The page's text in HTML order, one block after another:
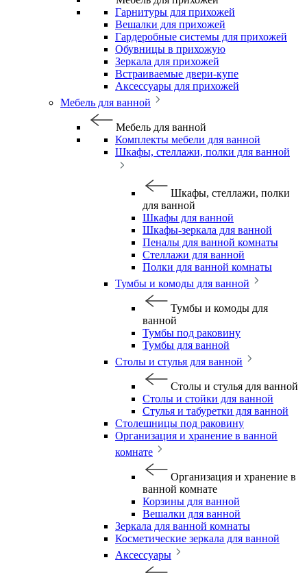
Гарнитуры для прихожей
Вешалки для прихожей
Гардеробные системы для прихожей
Обувницы в прихожую
Зеркала для прихожей
Встраиваемые двери-купе
Аксессуары для прихожей
Мебель для ванной
Мебель для ванной
Комплекты мебели для ванной
Шкафы, стеллажи, полки для ванной
Шкафы, стеллажи, полки
для ванной
Шкафы для ванной
Шкафы-зеркала для ванной
Пеналы для ванной комнаты
Стеллажи для ванной
Полки для ванной комнаты
Тумбы и комоды для ванной
Тумбы и комоды для
ванной
Тумбы под раковину
Тумбы для ванной
Столы и стулья для ванной
Столы и стулья для ванной
Столы и стойки для ванной
Стулья и табуретки для ванной
Столешницы под раковину
Организация и хранение в ванной
комнате
Организация и хранение в
ванной комнате
Корзины для ванной
Вешалки для ванной
Зеркала для ванной комнаты
Косметические зеркала для ванной
Аксессуары